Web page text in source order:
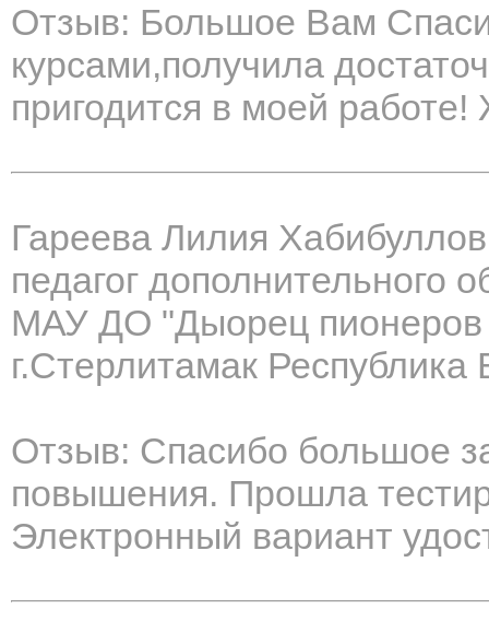
Отзыв: Большое Вам
курсами,получила
пригодится в моей
Гареева Лилия
педагог дополнительного
МАУ ДО "Дыорец пионеров
г.Стерлитамак Республика
Отзыв: Спасибо большое
повышения. Прошла
Электронный вариант